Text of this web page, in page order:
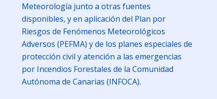
Meteorología junto a otras fuentes
disponibles, y en aplicación del Plan por
Riesgos de Fenómenos Meteorológicos
Adversos (PEFMA) y de los planes especiales de
protección civil y atención a las emergencias
por Incendios Forestales de la Comunidad
Autónoma de Canarias (INFOCA).